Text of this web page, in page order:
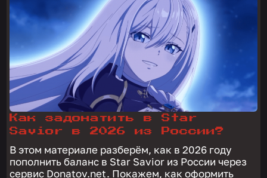
Как задонатить в Star
Savior в 2026 из России?
В этом материале разберём, как в 2026 году
пополнить баланс в Star Savior из России через
сервис Donatov.net. Покажем, как оформить